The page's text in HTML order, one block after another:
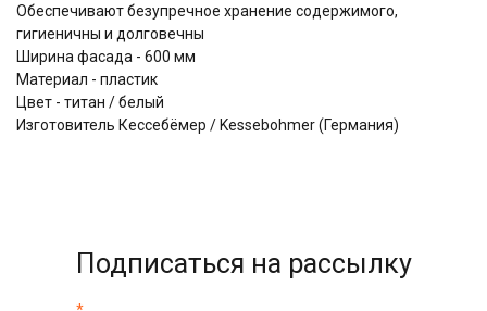
Обеспечивают безупречное хранение содержимого,
гигиеничны и долговечны
Ширина фасада - 600 мм
Материал - пластик
Цвет - титан / белый
Изготовитель Кессебёмер / Kessebohmer (Германия)
Подписаться на рассылку